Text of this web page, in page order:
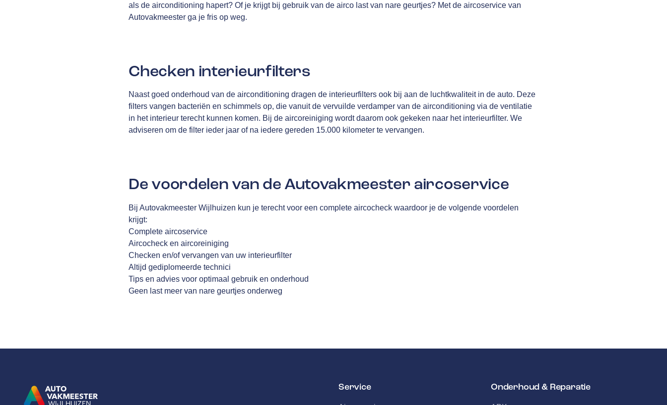
als de airconditioning hapert? Of je krijgt bij gebruik van de airco last van nare geurtjes? Met de aircoservice van
Autovakmeester ga je fris op weg.
Checken interieurfilters
Naast goed onderhoud van de airconditioning dragen de interieurfilters ook bij aan de luchtkwaliteit in de auto. Deze
filters vangen bacteriën en schimmels op, die vanuit de vervuilde verdamper van de airconditioning via de ventilatie
in het interieur terecht kunnen komen. Bij de aircoreiniging wordt daarom ook gekeken naar het interieurfilter. We
adviseren om de filter ieder jaar of na iedere gereden 15.000 kilometer te vervangen.
De voordelen van de Autovakmeester aircoservice
Bij Autovakmeester Wijlhuizen kun je terecht voor een complete aircocheck waardoor je de volgende voordelen
krijgt:
Complete aircoservice
Aircocheck en aircoreiniging
Checken en/of vervangen van uw interieurfilter
Altijd gediplomeerde technici
Tips en advies voor optimaal gebruik en onderhoud
Geen last meer van nare geurtjes onderweg
Service Onderhoud & Reparatie